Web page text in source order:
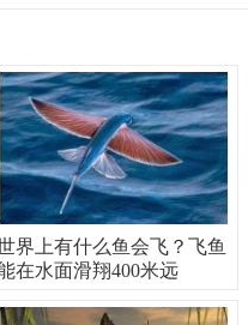
界上有什么鱼会飞？飞鱼
在水面滑翔400米远